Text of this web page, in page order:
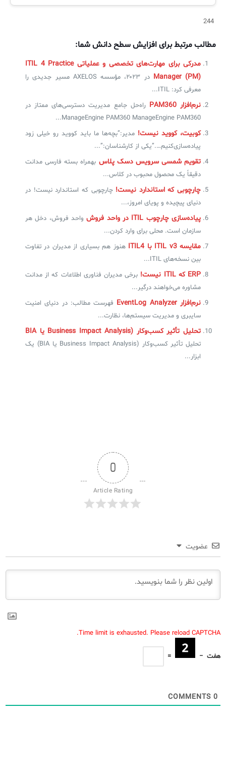
244
مطالب مرتبط برای افزایش سطح دانش شما:
مدرکی برای مهارت‌های تخصصی و عملیاتی ITIL 4 Practice
Manager (PM)
در ۲۰۲۳، مؤسسه AXELOS مسیر جدیدی را
معرفی کرد: ITIL...
نرم‌افزار PAM360
راه‌حل جامع مدیریت دسترسی‌های ممتاز در
ManageEngine PAM360 ManageEngine PAM360...
کوبیت، کووید نیست! مدیر:”بچه‌ها ما باید کووید رو خیلی زود
پیاده‌سازی‌کنیم….”یکی از کارشناسان:”...
تقویم شمسی سرویس دسک پلاس بهمراه بسته فارسی مدانت
دقیقاً یک محصول محبوب در کلاس...
چارچوبی که استاندارد نیست! چارچوبی که استاندارد نیست! در
دنیای پیچیده و پویای امروز،...
پیاده‌سازی چارچوب ITIL در واحد فروش
واحد فروش، دخل هر
سازمان است. محلی برای وارد کردن...
مقایسه ITIL v3 با ITIL4
هنوز هم بسیاری از مدیران در تفاوت
بین نسخه‌های ITIL...
ERP که ITIL نیست!
برخی مدیران فناوری اطلاعات که از مدانت
مشاوره می‌خواهند درگیر...
نرم‌افزار EventLog Analyzer
فهرست مطالب: در دنیای امنیت
سایبری و مدیریت سیستم‌ها، نظارت...
تحلیل تأثیر کسب‌وکار (Business Impact Analysis یا BIA
تحلیل تأثیر کسب‌وکار (Business Impact Analysis یا BIA) یک
ابزار...
0
Article Rating
عضویت
Time limit is exhausted. Please reload CAPTCHA.
هفت −
=
0